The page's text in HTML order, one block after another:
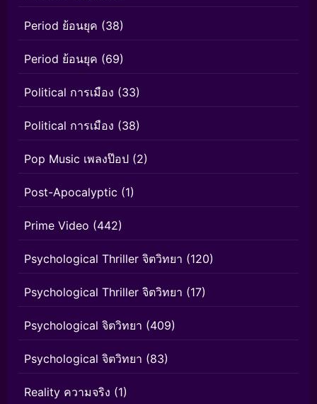
Period ย้อนยุค (38)
Period ย้อนยุค (69)
Political การเมือง (33)
Political การเมือง (38)
Pop Music เพลงป๊อป (2)
Post-Apocalyptic (1)
Prime Video (442)
Psychological Thriller จิตวิทยา (120)
Psychological Thriller จิตวิทยา (17)
Psychological จิตวิทยา (409)
Psychological จิตวิทยา (83)
Reality ความจริง (1)